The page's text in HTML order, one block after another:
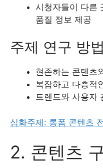
시청자들이 다른
품질 정보 제공
주제 연구 방법
현존하는 콘텐츠
복잡하고 다층적
트렌드와 사용자
심화주제: 롱폼 콘텐츠
2. 콘텐츠